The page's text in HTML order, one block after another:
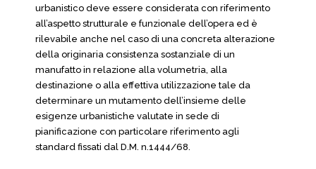
urbanistico deve essere considerata con riferimento
all’aspetto strutturale e funzionale dell’opera ed è
rilevabile anche nel caso di una concreta alterazione
della originaria consistenza sostanziale di un
manufatto in relazione alla volumetria, alla
destinazione o alla effettiva utilizzazione tale da
determinare un mutamento dell’insieme delle
esigenze urbanistiche valutate in sede di
pianificazione con particolare riferimento agli
standard fissati dal D.M. n.1444/68.